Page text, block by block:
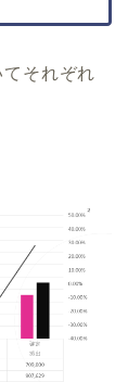
それぞれ